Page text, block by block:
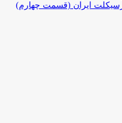
ایران (قسمت چهارم)